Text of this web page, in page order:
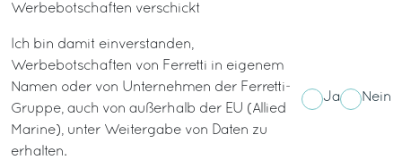
Werbebotschaften verschickt
Ich bin damit einverstanden,
Werbebotschaften von Ferretti in eigenem
Namen oder von Unternehmen der Ferretti-
Gruppe, auch von außerhalb der EU (Allied
Marine), unter Weitergabe von Daten zu
erhalten.
Ja Nein